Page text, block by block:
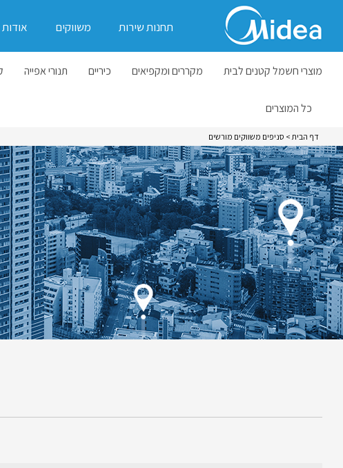
תחנות שירות
משווקים אודות
מוצרי חשמל קטנים לבית מקררים ומקפיאים כיריים תנורי אפייה
כל המוצרים
דף הבית > סניפים משווקים מורשים